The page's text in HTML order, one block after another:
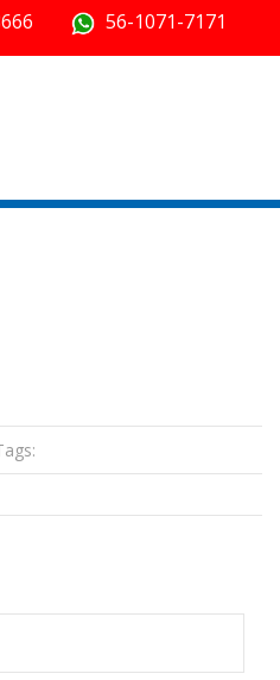
56-1071-7171